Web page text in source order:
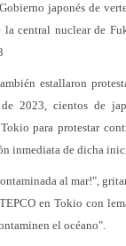
japonés de
la central nuclear de
estallaron
2023, cientos de
para protestar
inmediata de dicha
al mar!",
en Tokio con
el océano".